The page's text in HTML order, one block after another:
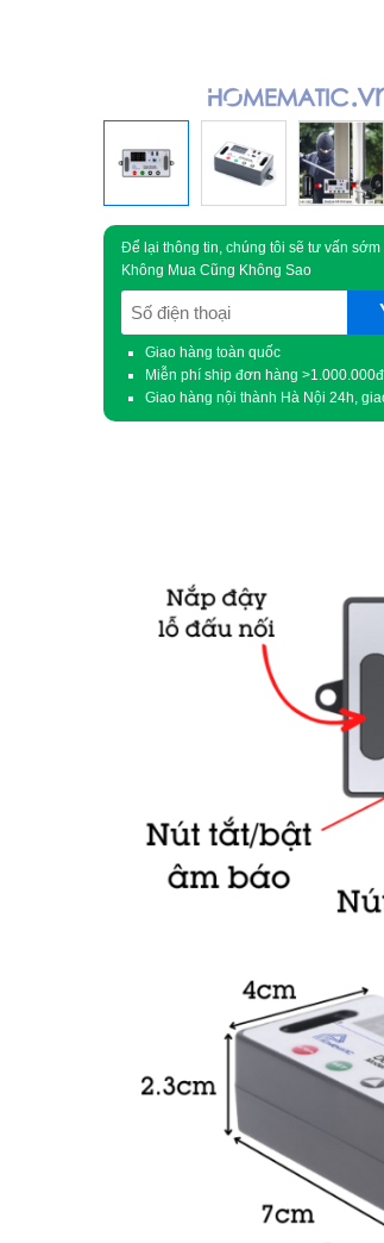
Để lại thông tin, chúng tôi sẽ tư vấn sớm
Không Mua Cũng Không Sao
SĐT
(Required)
Giao hàng toàn quốc
Miễn phí ship đơn hàng >1.000.000đ
Giao hàng nội thành Hà Nội 24h,